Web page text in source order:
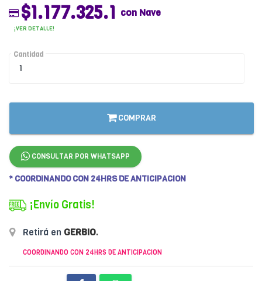
$1.177.325.1 con Nave
¡VER DETALLE!
Cantidad
COMPRAR
CONSULTAR POR WHATSAPP
* COORDINANDO CON 24HRS DE ANTICIPACION
¡Envío Gratis!
Retirá en GERBIO.
COORDINANDO CON 24HRS DE ANTICIPACION